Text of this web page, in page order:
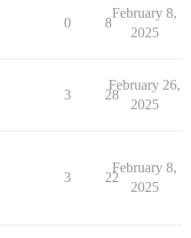
0 8
February 8,
2025
3 28
February 26,
2025
3 22
February 8,
2025